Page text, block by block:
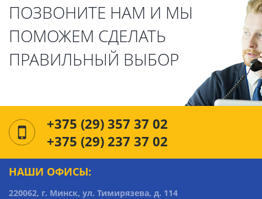
ПОЗВОНИТЕ НАМ И МЫ
ПОМОЖЕМ СДЕЛАТЬ
ПРАВИЛЬНЫЙ ВЫБОР
+375 (29) 357 37 02
+375 (29) 237 37 02
НАШИ ОФИСЫ:
220062, г. Минск, ул. Тимирязева, д. 114